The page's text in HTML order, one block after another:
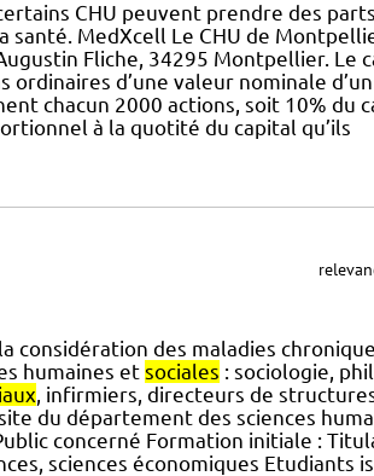
CHU peuvent prendre des
MedXcell Le CHU de
Fliche, 34295 Montpellier. Le
ordinaires d’une valeur nominale
chacun 2000 actions, soit 10% du
à la quotité du capital qu’ils
considération des maladies
humaines et sociales : sociologie,
, infirmiers, directeurs de
du département des sciences
concerné Formation initiale :
sciences économiques Etudiants